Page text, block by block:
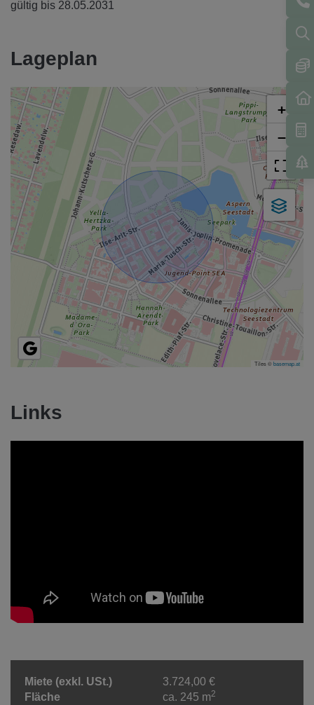
gültig bis 28.05.2031
Lageplan
+
−
Tiles ©basemap.at
Links
Miete (exkl. USt.)
3.724,00 €
Fläche
ca. 245 m2